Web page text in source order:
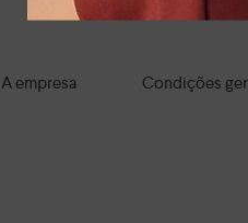
A empresa Condições